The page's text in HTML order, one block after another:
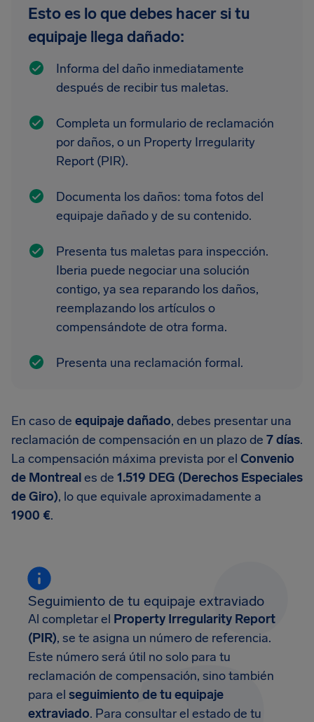
Esto es lo que debes hacer si tu
equipaje llega dañado:
Informa del daño inmediatamente
después de recibir tus maletas.
Completa un formulario de reclamación
por daños, o un Property Irregularity
Report (PIR).
Documenta los daños: toma fotos del
equipaje dañado y de su contenido.
Presenta tus maletas para inspección.
Iberia puede negociar una solución
contigo, ya sea reparando los daños,
reemplazando los artículos o
compensándote de otra forma.
Presenta una reclamación formal.
En caso de equipaje dañado, debes presentar una
reclamación de compensación en un plazo de 7 días.
La compensación máxima prevista por el Convenio
de Montreales de 1.519 DEG (Derechos Especiales
de Giro), lo que equivale aproximadamente a
1900 €.
Seguimiento de tu equipaje extraviado
Al completar el Property Irregularity Report
(PIR), se te asigna un número de referencia.
Este número será útil no solo para tu
reclamación de compensación, sino también
para el seguimiento de tu equipaje
extraviado. Para consultar el estado de tu